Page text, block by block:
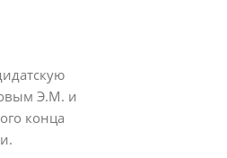
Э.М. и
конца